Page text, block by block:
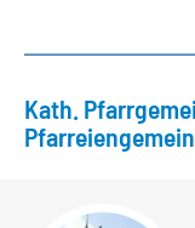
Kath.